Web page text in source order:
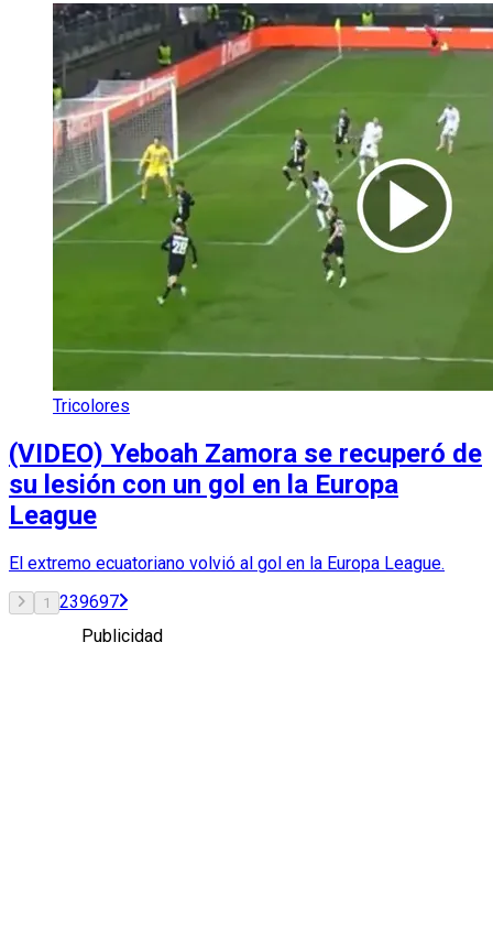
Tricolores
(VIDEO) Yeboah Zamora se recuperó de
su lesión con un gol en la Europa
League
El extremo ecuatoriano volvió al gol en la Europa League.
1 239697
Publicidad